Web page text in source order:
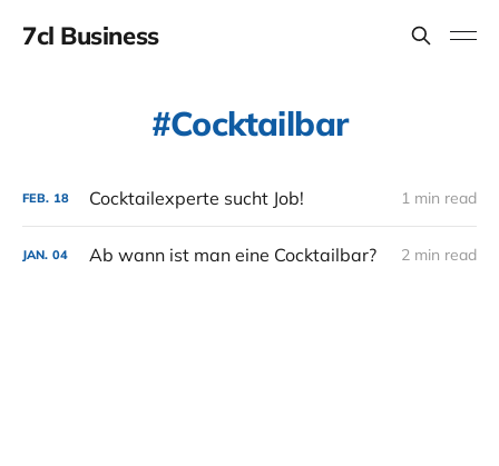
7cl Business
Cocktailbar
FEB. 18 Cocktailexperte sucht Job! 1 min read
JAN. 04 Ab wann ist man eine Cocktailbar? 2 min read